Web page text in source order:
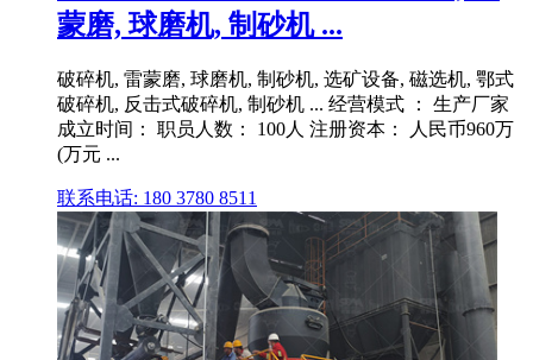
蒙磨, 球磨机, 制砂机 ...
破碎机, 雷蒙磨, 球磨机, 制砂机, 选矿设备, 磁选机, 鄂式
破碎机, 反击式破碎机, 制砂机 ... 经营模式 ： 生产厂家
成立时间： 职员人数： 100人 注册资本： 人民币960万
(万元 ...
联系电话: 180 3780 8511